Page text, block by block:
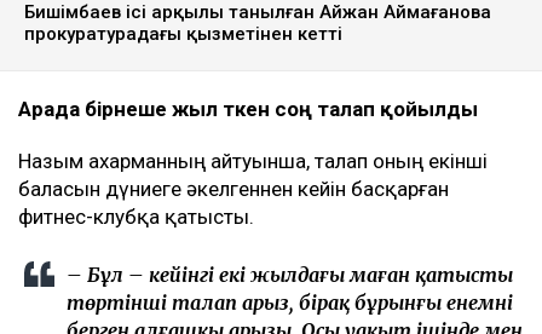
Бишімбаев ісі арқылы танылған Айжан Аймағанова
прокуратурадағы қызметінен кетті
Арада бірнеше жыл өткен соң талап қойылды
Назым Қахарманның айтуынша, талап оның екінші
баласын дүниеге әкелгеннен кейін басқарған
фитнес-клубқа қатысты.
– Бұл – кейінгі екі жылдағы маған қатысты
төртінші талап арыз, бірақ бұрынғы енемнің